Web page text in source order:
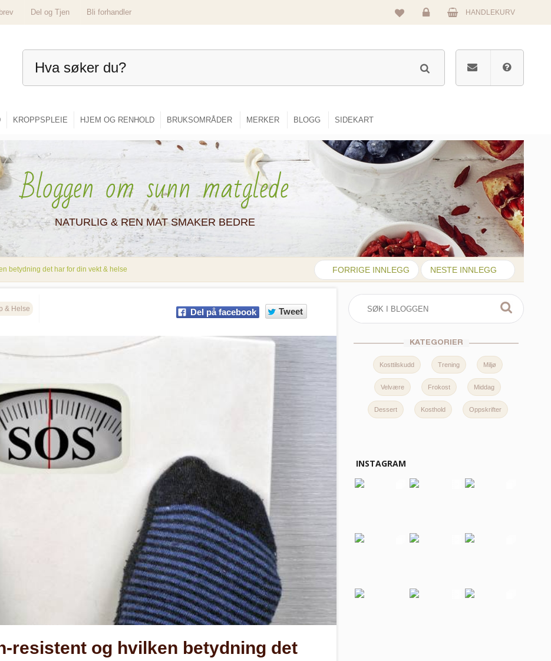
Del og Tjen
Bli forhandler
Logg
HANDLEKURV
KROPPSPLEIE HJEM OG RENHOLD BRUKSOMRÅDER MERKER BLOGG SIDEKART
Bloggen om sunn matglede
NATURLIG & REN MAT SMAKER BEDRE
betydning det har for din vekt & helse FORRIGE INNLEGG NESTE INNLEGG
& Helse Del på facebook Tweet
resistent og hvilken betydning det
KATEGORIER
Kosttilskudd Trening Miljø
Velvære Frokost Middag
Dessert Kosthold Oppskrifter
INSTAGRAM